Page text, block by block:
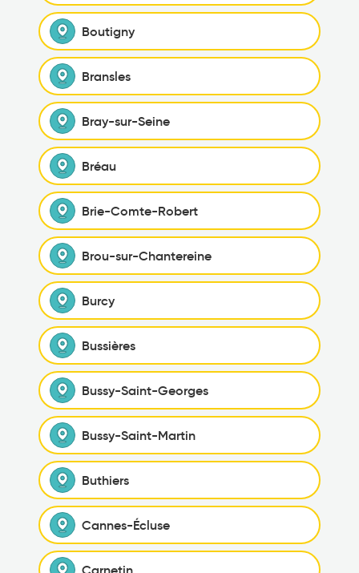
Boutigny
Bransles
Bray-sur-Seine
Bréau
Brie-Comte-Robert
Brou-sur-Chantereine
Burcy
Bussières
Bussy-Saint-Georges
Bussy-Saint-Martin
Buthiers
Cannes-Écluse
Carnetin